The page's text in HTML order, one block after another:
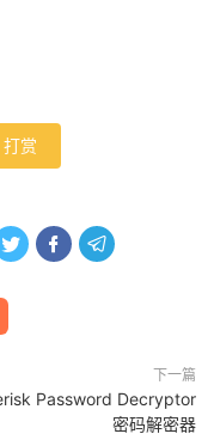
打赏
  
下一篇
Password Decryptor
密码解密器